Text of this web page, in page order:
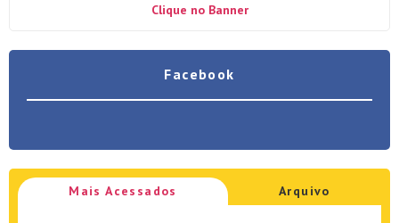
Clique no Banner
Facebook
Mais Acessados Arquivo